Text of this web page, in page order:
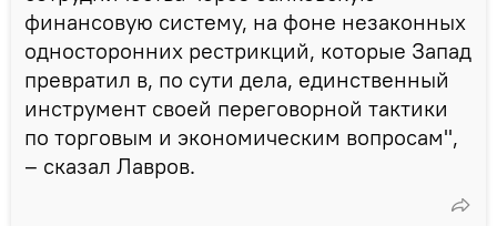
финансовую систему, на фоне незаконных
односторонних рестрикций, которые Запад
превратил в, по сути дела, единственный
инструмент своей переговорной тактики
по торговым и экономическим вопросам",
– сказал Лавров.